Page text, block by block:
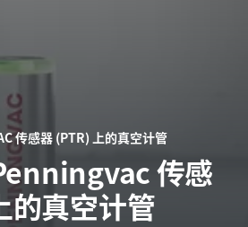
传感器 (PTR) 上的真空计管
传感
的真空计管